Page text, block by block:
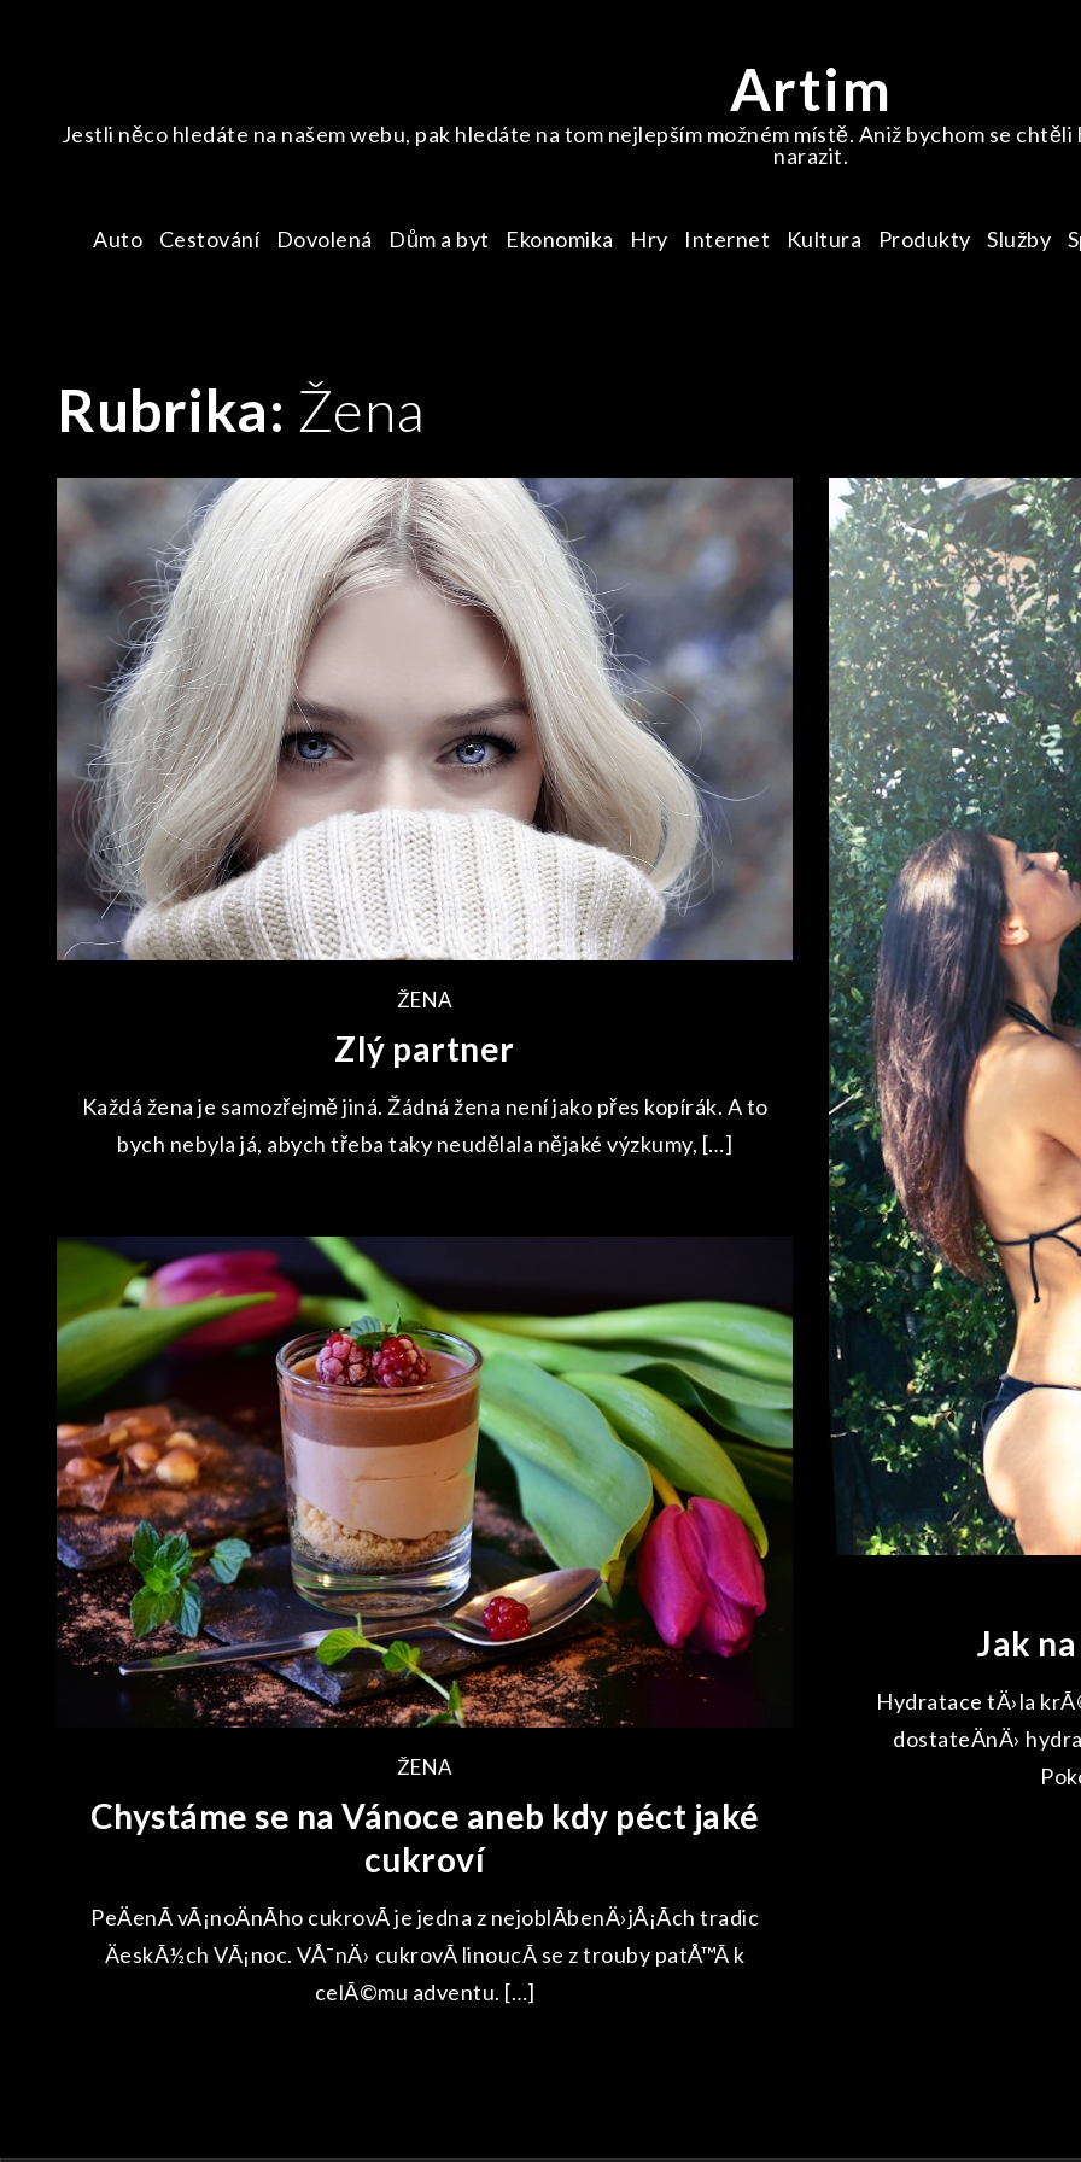
Artim
Jestli něco hledáte na našem webu, pak hledáte na tom nejlepším možném místě. Aniž bychom se
narazit.
Auto Cestování Dovolená Dům a byt Ekonomika Hry Internet Kultura Produkty Služby
Rubrika: Žena
ŽENA
Zlý partner
Každá žena je samozřejmě jiná. Žádná žena není jako přes kopírák. A to
bych nebyla já, abych třeba taky neudělala nějaké výzkumy, […]
Jak
Hydratace tÄ›la
dostateÄnÄ›
ŽENA
Chystáme se na Vánoce aneb kdy péct jaké
cukroví
PeÄenÃ­ vÃ¡noÄnÃ­ho cukrovÃ­ je jedna z nejoblÃ­benÄ›jÅ¡Ã­ch tradic
ÄeskÃ½ch VÃ¡noc. VÅ¯nÄ› cukrovÃ­ linoucÃ­ se z trouby patÅ™Ã­ k
celÃ©mu adventu. […]